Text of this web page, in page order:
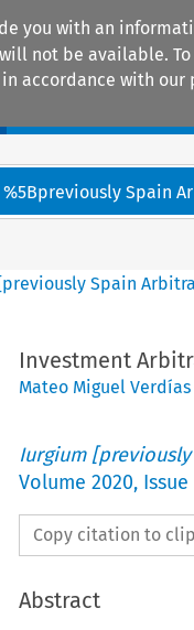
you with an
not be available.
accordance with our
Spain
Spain
Investment
Mateo Miguel Verdías
Iurgium
Volume 2020, Issue
Copy citation to
Abstract